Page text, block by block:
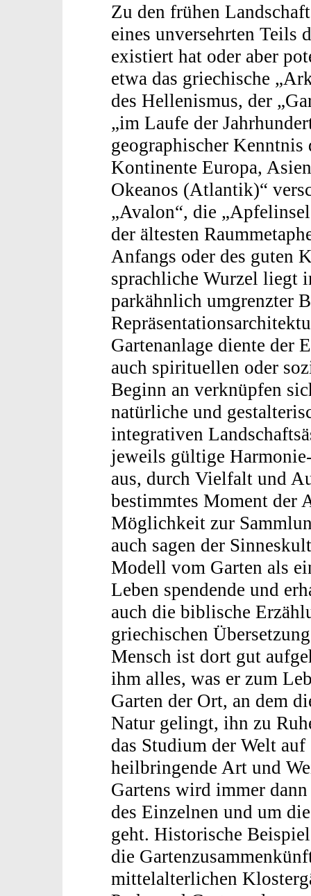
Zu den frühen
eines unversehrten Teils
existiert hat oder aber
etwa das griechische
des Hellenismus, der
„im Laufe der
geographischer
Kontinente Europa,
Okeanos (Atlantik)“
„Avalon“, die
der ältesten
Anfangs oder des guten
sprachliche Wurzel liegt
parkähnlich umgrenzter
Gartenanlage diente der
auch spirituellen oder
Beginn an verknüpfen
natürliche und
integrativen
jeweils gültige
aus, durch Vielfalt und
bestimmtes Moment der
Möglichkeit zur
auch sagen der
Modell vom Garten als
Leben spendende und
auch die biblische
griechischen
Mensch ist dort gut
ihm alles, was er zum
Garten der Ort, an dem
Natur gelingt, ihn zu
das Studium der Welt
heilbringende Art und
Gartens wird immer
des Einzelnen und um
geht. Historische
die
mittelalterlichen